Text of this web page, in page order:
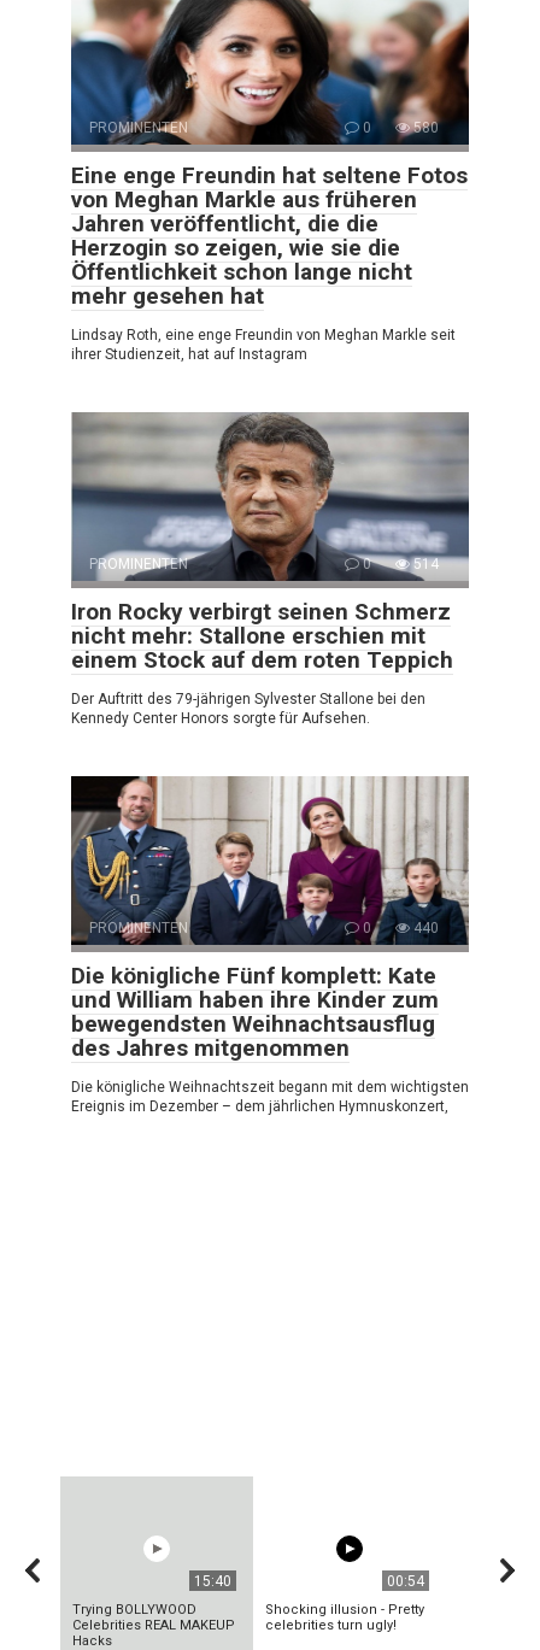
PROMINENTEN 0 580
Eine enge Freundin hat seltene Fotos
von Meghan Markle aus früheren
Jahren veröffentlicht, die die
Herzogin so zeigen, wie sie die
Öffentlichkeit schon lange nicht
mehr gesehen hat
Lindsay Roth, eine enge Freundin von Meghan Markle seit
ihrer Studienzeit, hat auf Instagram
PROMINENTEN 0 514
Iron Rocky verbirgt seinen Schmerz
nicht mehr: Stallone erschien mit
einem Stock auf dem roten Teppich
Der Auftritt des 79-jährigen Sylvester Stallone bei den
Kennedy Center Honors sorgte für Aufsehen.
PROMINENTEN 0 440
Die königliche Fünf komplett: Kate
und William haben ihre Kinder zum
bewegendsten Weihnachtsausflug
des Jahres mitgenommen
Die königliche Weihnachtszeit begann mit dem wichtigsten
Ereignis im Dezember – dem jährlichen Hymnuskonzert,
15:40
Trying BOLLYWOOD
Celebrities REAL MAKEUP
Hacks
00:54
Shocking illusion - Pretty
celebrities turn ugly!